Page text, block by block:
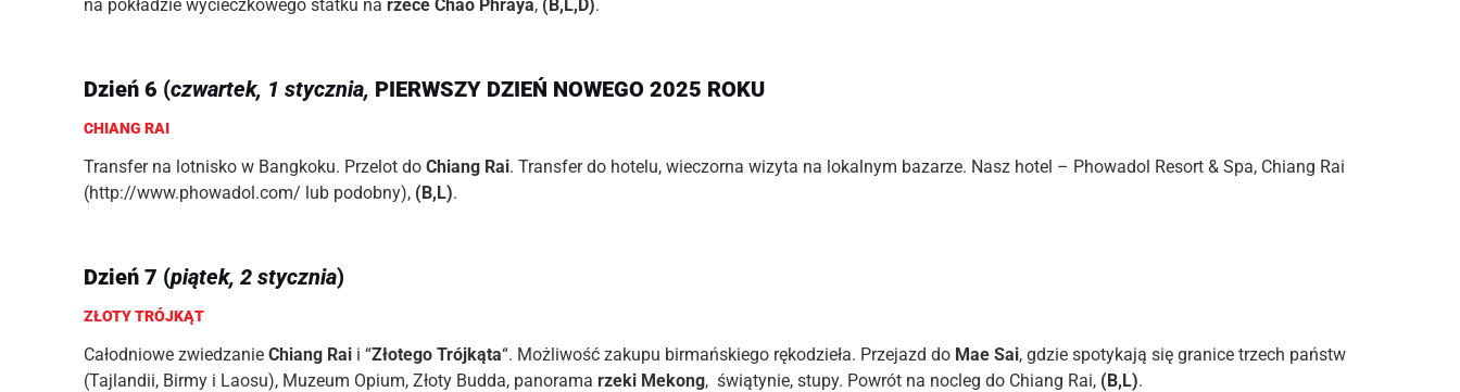
na pokładzie wycieczkowego statku na rzece Chao Phraya, (B,L,D).
Dzień 6 (czwartek, 1 stycznia, PIERWSZY DZIEŃ NOWEGO 2025 ROKU
CHIANG RAI
Transfer na lotnisko w Bangkoku. Przelot doChiang Rai. Transfer do hotelu, wieczorna wizyta na lokalnym bazarze. Nasz hotel – Phowadol Resort & Spa, Chiang Rai
(http://www.phowadol.com/ lub podobny), (B,L).
Dzień 7 (piątek, 2 stycznia)
ZŁOTY TRÓJKĄT
Całodniowe zwiedzanieChiang Rai i “Złotego Trójkąta“. Możliwość zakupu birmańskiego rękodzieła. Przejazd do Mae Sai, gdzie spotykają się granice trzech państw
(Tajlandii, Birmy i Laosu), Muzeum Opium, Złoty Budda, panoramarzeki Mekong, świątynie, stupy. Powrót na nocleg do Chiang Rai, (B,L).